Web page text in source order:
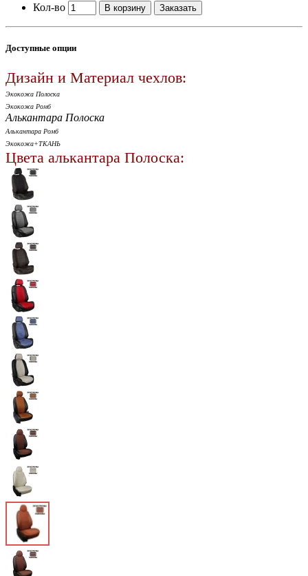
Кол-во В корзину Заказать
Доступные опции
Дизайн и Материал чехлов:
Экокожа Полоска
Экокожа Ромб
Алькантара Полоска
Алькантара Ромб
Экокожа+ТКАНЬ
Цвета алькантара Полоска: